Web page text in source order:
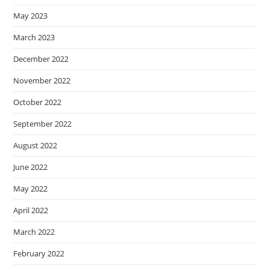
May 2023
March 2023
December 2022
November 2022
October 2022
September 2022
August 2022
June 2022
May 2022
April 2022
March 2022
February 2022